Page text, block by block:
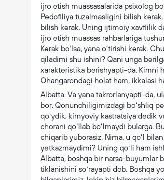
ijro etish muassasalarida psixolog
Pedofiliya tuzalmasligini bilish
bilish kerak. Uning ijtimoiy xavflilik
ijro etish muassas rahbarlariga
Kerak boʻlsa, yana oʻtirishi kerak.
qiladimi shu ishini? Qani unga
xarakteristika berishyapti-da. Kimni
Ohangarondagi holat ham, ikkalasi
Albatta. Va yana takrorlanyapti-da,
bor. Qonunchiligimizdagi boʻshliq
qoʻydik, kimyoviy kastratsiya dedik
chorani qoʻllab boʻlmaydi bularga.
chiqarib yuborasiz. Nima, u qoʻl
yetkazmaydimi? Uning qoʻli ham
Albatta, boshqa bir narsa-buyumlar
tiklanishini soʻrayapti deb. Boshqa